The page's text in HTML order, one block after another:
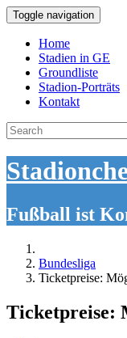
Toggle navigation
Home
Stadien in GE
Groundliste
Stadion-Porträts
Kontakt
Search
for:
Fußball ist
Bundesliga
Ticketpreise:
Ticketpreise: